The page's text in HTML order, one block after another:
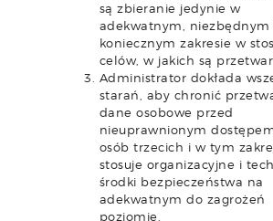
są zbieranie jedynie w
adekwatnym, niezbędnym
koniecznym zakresie w
celów, w jakich są
Administrator dokłada
starań, aby chronić
dane osobowe przed
nieuprawnionym
osób trzecich i w tym
stosuje organizacyjne i
środki bezpieczeństwa na
adekwatnym do zagrożeń
poziomie.